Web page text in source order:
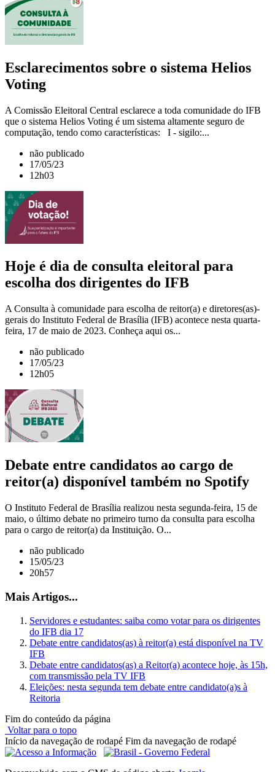
Esclarecimentos sobre o sistema Helios
Voting
A Comissão Eleitoral Central esclarece a toda comunidade do IFB
que o sistema Helios Voting é um sistema altamente seguro de
computação, tendo como características: I - sigilo:...
não publicado
17/05/23
12h03
Hoje é dia de consulta eleitoral para
escolha dos dirigentes do IFB
A Consulta à comunidade para escolha de reitor(a) e diretores(as)-
gerais do Instituto Federal de Brasília (IFB) acontece nesta quarta-
feira, 17 de maio de 2023. Conheça aqui os...
não publicado
17/05/23
12h05
Debate entre candidatos ao cargo de
reitor(a) disponível também no Spotify
O Instituto Federal de Brasília realizou nesta segunda-feira, 15 de
maio, o último debate no primeiro turno da consulta para escolha
para o cargo de reitor(a) da Instituição. O...
não publicado
15/05/23
20h57
Mais Artigos...
Servidores e estudantes: saiba como votar para os dirigentes
do IFB dia 17
Debate entre candidatos(as) à reitor(a) está disponível na TV
IFB
Debate entre candidatos(as) a Reitor(a) acontece hoje, às 15h,
com transmissão pela TV IFB
Eleições: nesta segunda tem debate entre candidato(a)s à
Reitoria
Fim do conteúdo da página
Voltar para o topo
Início da navegação de rodapé Fim da navegação de rodapé